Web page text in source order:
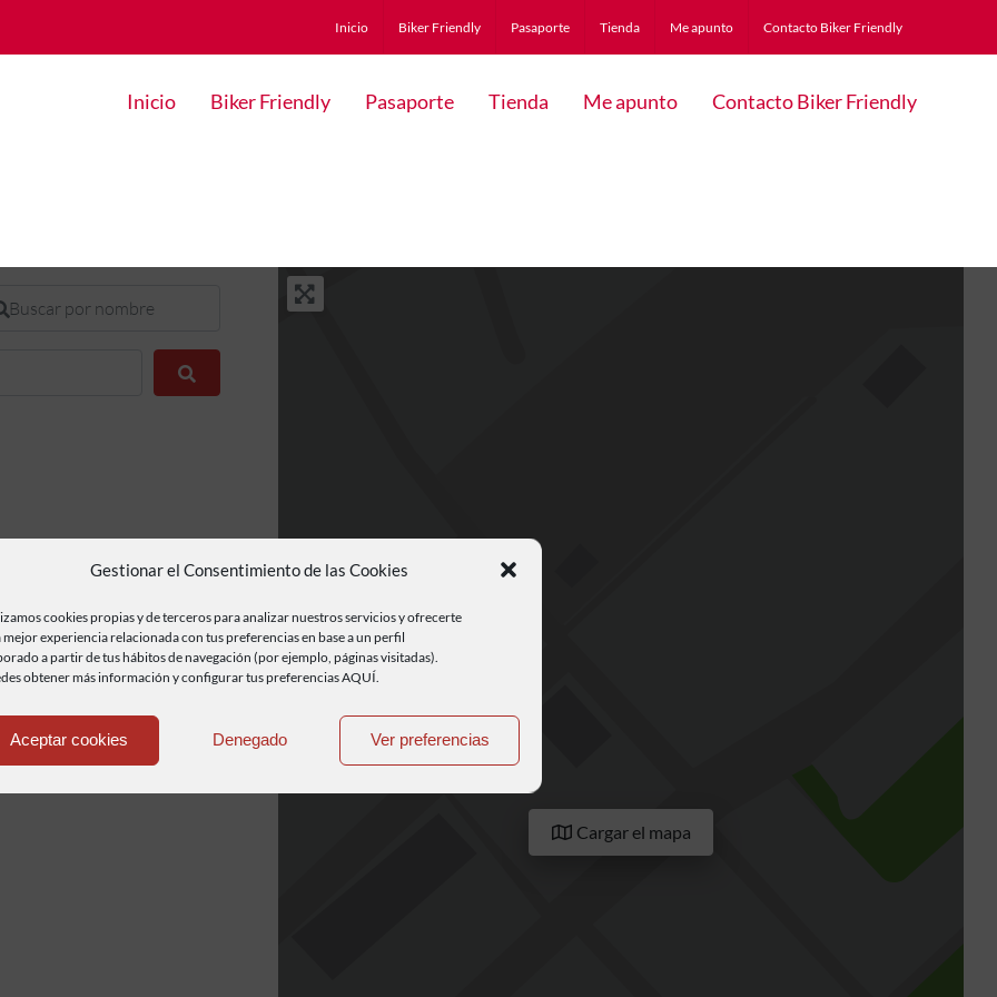
Gestionar el Consentimiento de las Cookies
cookies propias y de terceros para analizar nuestros servicios y ofrecerte
mejor experiencia relacionada con tus preferencias en base a un perfil
a partir de tus hábitos de navegación (por ejemplo, páginas visitadas).
obtener más información y configurar tus preferencias AQUÍ.
Aceptar cookies Denegado Ver preferencias
Inicio Biker Friendly Pasaporte Tienda Me apunto Contacto Biker Friendly
Inicio Biker Friendly Pasaporte Tienda Me apunto Contacto Biker Friendly
por nombre
Cargar el mapa